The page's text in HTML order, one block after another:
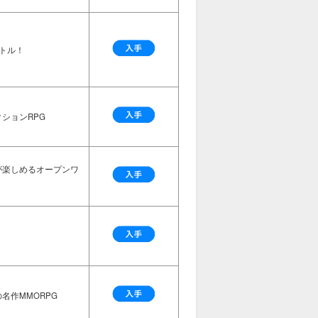
ル！
ョンRPG
しめるオープンワ
作MMORPG